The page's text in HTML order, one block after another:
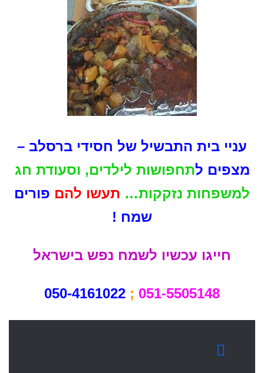
עניי בית התבשיל של חסידי ברסלב –
מצפים לתחפושות לילדים, וסעודת חג
למשפחות נזקקות… תעשו להם פורים
שמח !
חייגו עכשיו לשמח נפש בישראל
051-5505148
;
050-4161022